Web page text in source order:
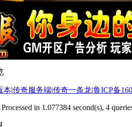
本|传奇服务端|传奇一条龙|鲁ICP备
Processed in 1.077384 second(s), 4